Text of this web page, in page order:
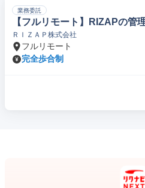
業務委託
【フルリモート】RIZAPの管
ＲＩＺＡＰ株式会社
フルリモート
完全歩合制